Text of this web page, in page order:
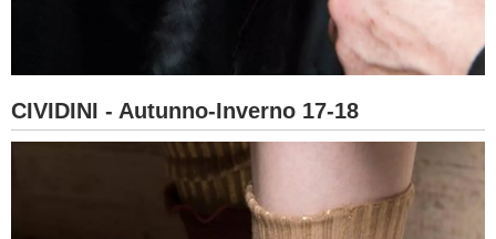
CIVIDINI - Autunno-Inverno 17-18